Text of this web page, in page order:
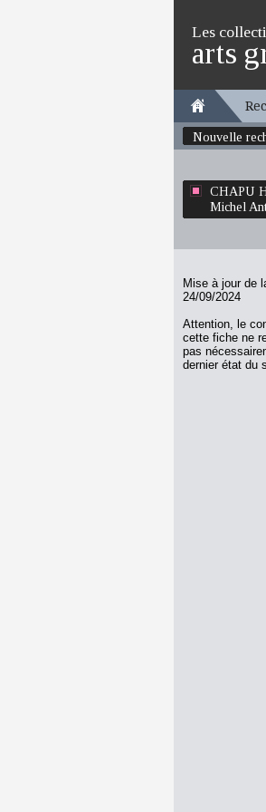
Les
arts
Nouvelle
CHAPU
Michel
Mise à jour de
24/09/2024
Attention, le
cette fiche ne
pas
dernier état du